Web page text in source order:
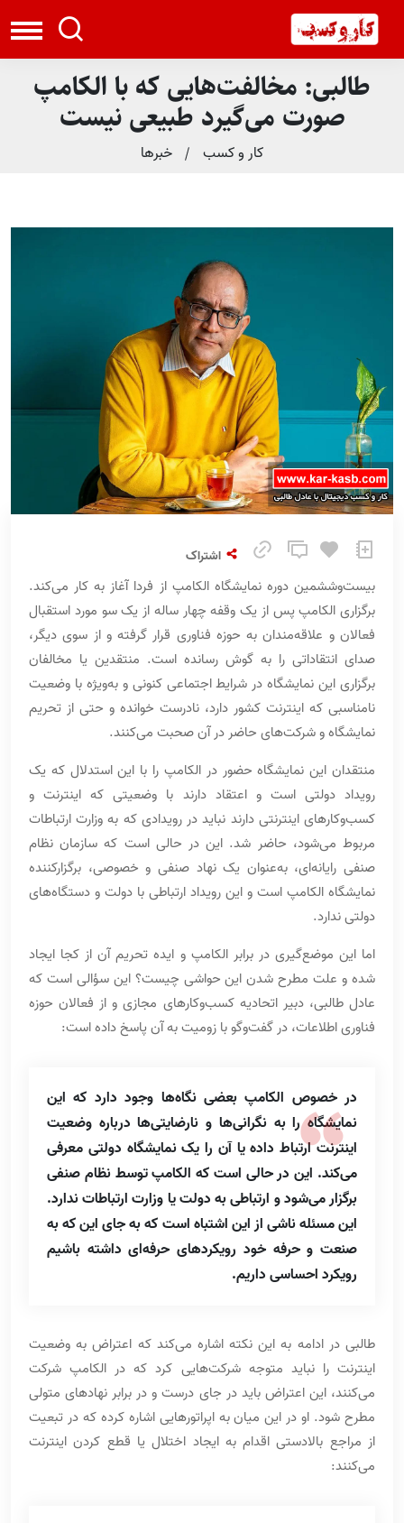
طالبی: مخالفت‌هایی که با الکامپ
صورت می‌گیرد طبیعی نیست
کار و کسب خبرها
اشتراک
بیست‌وششمین دوره نمایشگاه الکامپ از فردا آغاز به کار می‌کند.
برگزاری الکامپ پس از یک وقفه چهار ساله از یک سو مورد استقبال
فعالان و علاقه‌مندان به حوزه فناوری قرار گرفته و از سوی دیگر،
صدای انتقاداتی را به گوش رسانده است. منتقدین یا مخالفان
برگزاری این نمایشگاه در شرایط اجتماعی کنونی و به‌ویژه با وضعیت
نامناسبی که اینترنت کشور دارد، نادرست خوانده و حتی از تحریم
نمایشگاه و شرکت‌های حاضر در آن صحبت می‌کنند.
منتقدان این نمایشگاه حضور در الکامپ را با این استدلال که یک
رویداد دولتی است و اعتقاد دارند با وضعیتی که اینترنت و
کسب‌وکارهای اینترنتی دارند نباید در رویدادی که به وزارت ارتباطات
مربوط می‌شود، حاضر شد. این در حالی است که سازمان نظام
صنفی رایانه‌ای، به‌عنوان یک نهاد صنفی و خصوصی، برگزارکننده
نمایشگاه الکامپ است و این رویداد ارتباطی با دولت و دستگاه‌های
دولتی ندارد.
اما این موضع‌گیری در برابر الکامپ و ایده تحریم آن از کجا ایجاد
شده و علت مطرح شدن این حواشی چیست؟ این سؤالی است که
عادل طالبی، دبیر اتحادیه کسب‌وکارهای مجازی و از فعالان حوزه
فناوری اطلاعات، در گفت‌وگو با زومیت به آن پاسخ داده است:
در خصوص الکامپ بعضی نگاه‌ها وجود دارد که این
نمایشگاه را به نگرانی‌ها و نارضایتی‌ها درباره وضعیت
اینترنت ارتباط داده یا آن را یک نمایشگاه دولتی معرفی
می‌کند. این در حالی است که الکامپ توسط نظام صنفی
برگزار می‌شود و ارتباطی به دولت یا وزارت ارتباطات ندارد.
این مسئله ناشی از این اشتباه است که به جای این که به
صنعت و حرفه خود رویکردهای حرفه‌ای داشته باشیم
رویکرد احساسی داریم.
طالبی در ادامه به این نکته اشاره می‌کند که اعتراض به وضعیت
اینترنت را نباید متوجه شرکت‌هایی کرد که در الکامپ شرکت
می‌کنند، این اعتراض باید در جای درست و در برابر نهادهای متولی
مطرح شود. او در این میان به اپراتورهایی اشاره کرده که در تبعیت
از مراجع بالادستی اقدام به ایجاد اختلال یا قطع کردن اینترنت
می‌کنند: